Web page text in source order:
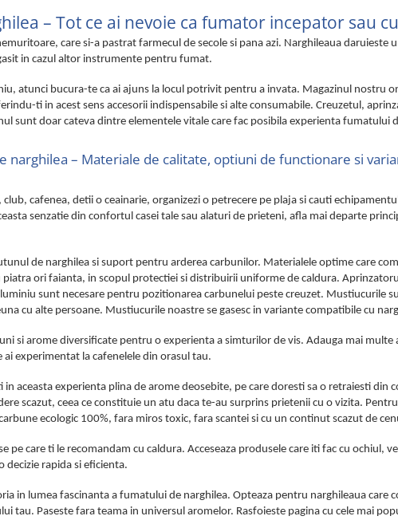
– Tot ce ai nevoie ca fumator incepator sau
care si-a pastrat farmecul de secole si pana azi. Narghileaua daruieste
in cazul altor instrumente pentru fumat.
atunci bucura-te ca ai ajuns la locul potrivit pentru a invata. Magazinul nostru
ti in acest sens accesorii indispensabile si alte consumabile. Creuzetul,
sunt doar cateva dintre elementele vitale care fac posibila experienta fumatului
narghilea – Materiale de calitate, optiuni de functionare si
cafenea, detii o ceainarie, organizezi o petrecere pe plaja si cauti
senzatie din confortul casei tale sau alaturi de prieteni, afla mai departe
de narghilea si suport pentru arderea carbunilor. Materialele optime care
piatra ori faianta, in scopul protectiei si distribuirii uniforme de caldura.
sunt necesare pentru pozitionarea carbunelui peste creuzet. Mustiucurile
cu alte persoane. Mustiucurile noastre se gasesc in variante compatibile cu
si arome diversificate pentru o experienta a simturilor de vis. Adauga mai multe
experimentat la cafenelele din orasul tau.
aceasta experienta plina de arome deosebite, pe care doresti sa o retraiesti din
scazut, ceea ce constituie un atu daca te-au surprins prietenii cu o vizita.
ecologic 100%, fara miros toxic, fara scantei si cu un continut scazut de
pe care ti le recomandam cu caldura. Acceseaza produsele care iti fac cu ochiul,
rapida si eficienta.
in lumea fascinanta a fumatului de narghilea. Opteaza pentru narghileaua care
tau. Paseste fara teama in universul aromelor. Rasfoieste pagina cu cele mai